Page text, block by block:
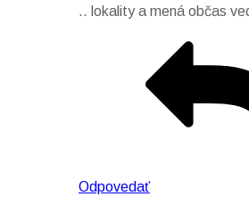
.. lokality a mená občas
Odpovedať